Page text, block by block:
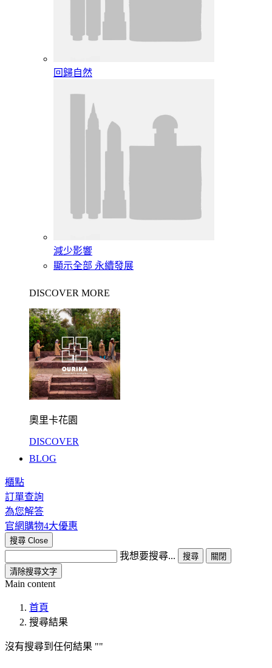
回歸自然
減少影響
顯示全部 永續發展
DISCOVER MORE
奧里卡花園
DISCOVER
BLOG
櫃點
訂單查詢
為您解答
官網購物4大優惠
搜尋 Close
我想要搜尋... 搜尋
關閉
清除搜尋文字
Main content
首頁
搜尋結果
沒有搜尋到任何結果